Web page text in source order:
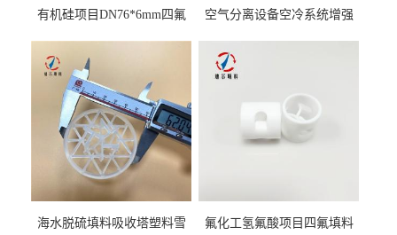
有机硅项目DN76*6mm四氟
空气分离设备空冷系统增强
海水脱硫填料吸收塔塑料雪
氟化工氢氟酸项目四氟填料